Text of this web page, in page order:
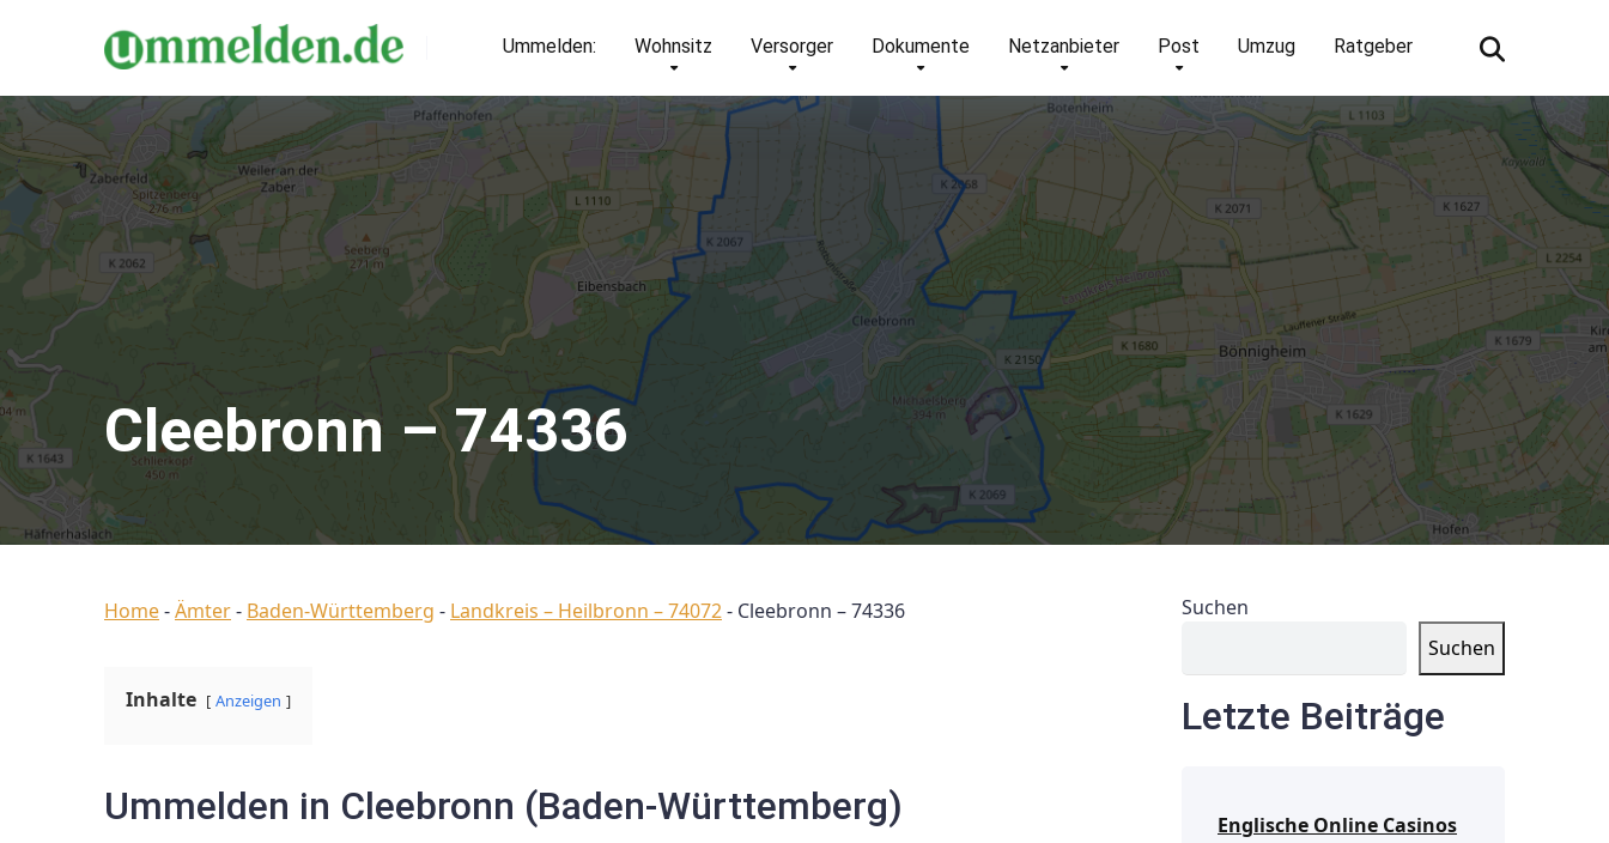
Ummelden: Wohnsitz Versorger Dokumente Netzanbieter Post Umzug Ratgeber
Cleebronn – 74336
Home-Ämter- Baden-Württemberg - Landkreis – Heilbronn – 74072- Cleebronn – 74336
Inhalte Anzeigen
Ummelden in Cleebronn (Baden-Württemberg)
Suchen
Suchen
Letzte Beiträge
Englische Online Casinos